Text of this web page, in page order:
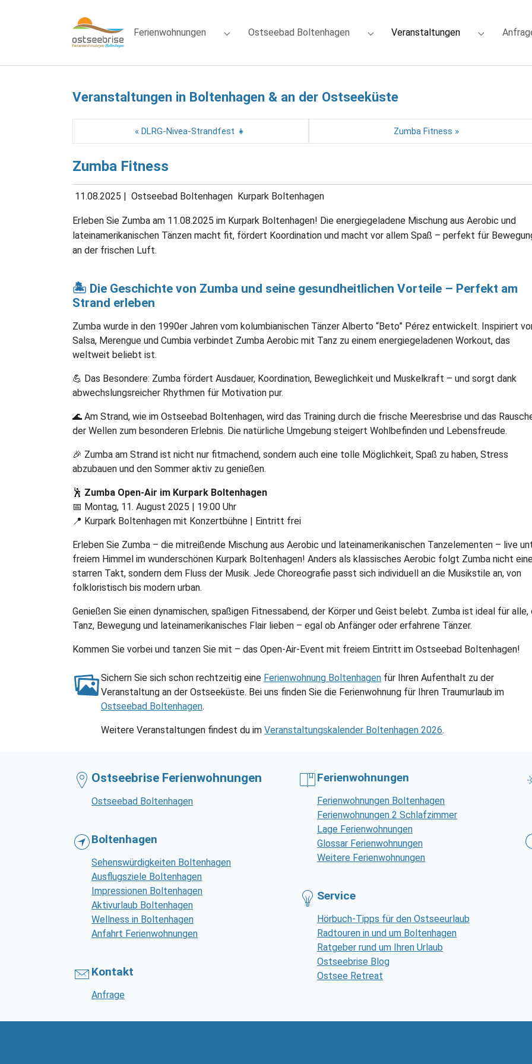
Ferienwohnungen
Submenu for "Ferienwohnungen"
Ostseebad Boltenhagen
Submenu for "Ostseebad Boltenhagen"
Veranstaltungen(current)
Submenu
Veranstaltungen in Boltenhagen & an der Ostseeküste
« DLRG-Nivea-Strandfest 👧 Zumba Fitness »
Zumba Fitness
11.08.2025 | Ostseebad Boltenhagen Kurpark Boltenhagen
Erleben Sie Zumba am 11.08.2025 im Kurpark Boltenhagen! Die energiegeladene Mischung aus Aerobic und
lateinamerikanischen Tänzen macht fit, fördert Koordination und macht vor allem Spaß – perfekt für
an der frischen Luft.
🏝️ Die Geschichte von Zumba und seine gesundheitlichen Vorteile – Perfekt am
Strand erleben
Zumba wurde in den 1990er Jahren vom kolumbianischen Tänzer Alberto “Beto” Pérez entwickelt. Inspiriert
Salsa, Merengue und Cumbia verbindet Zumba Aerobic mit Tanz zu einem energiegeladenen Workout, das
weltweit beliebt ist.
💪 Das Besondere: Zumba fördert Ausdauer, Koordination, Beweglichkeit und Muskelkraft – und sorgt dank
abwechslungsreicher Rhythmen für Motivation pur.
🌊 Am Strand, wie im Ostseebad Boltenhagen, wird das Training durch die frische Meeresbrise und das
der Wellen zum besonderen Erlebnis. Die natürliche Umgebung steigert Wohlbefinden und Lebensfreude.
🎉 Zumba am Strand ist nicht nur fitmachend, sondern auch eine tolle Möglichkeit, Spaß zu haben, Stress
abzubauen und den Sommer aktiv zu genießen.
🕺 Zumba Open-Air im Kurpark Boltenhagen
📅 Montag, 11. August 2025 | 19:00 Uhr
📍 Kurpark Boltenhagen mit Konzertbühne | Eintritt frei
Erleben Sie Zumba – die mitreißende Mischung aus Aerobic und lateinamerikanischen Tanzelementen – live
freiem Himmel im wunderschönen Kurpark Boltenhagen! Anders als klassisches Aerobic folgt Zumba nicht
starren Takt, sondern dem Fluss der Musik. Jede Choreografie passt sich individuell an die Musikstile an, von
folkloristisch bis modern urban.
Genießen Sie einen dynamischen, spaßigen Fitnessabend, der Körper und Geist belebt. Zumba ist ideal für alle,
Tanz, Bewegung und lateinamerikanisches Flair lieben – egal ob Anfänger oder erfahrene Tänzer.
Kommen Sie vorbei und tanzen Sie mit – das Open-Air-Event mit freiem Eintritt im Ostseebad Boltenhagen!
Sichern Sie sich schon rechtzeitig eine Ferienwohnung Boltenhagen für Ihren Aufenthalt zu der
Veranstaltung an der Ostseeküste. Bei uns finden Sie die Ferienwohnung für Ihren Traumurlaub im
Ostseebad Boltenhagen.
Weitere Veranstaltungen findest du im Veranstaltungskalender Boltenhagen 2026.
Ostseebrise Ferienwohnungen
Ostseebad Boltenhagen
Boltenhagen
Sehenswürdigkeiten Boltenhagen
Ausflugsziele Boltenhagen
Impressionen Boltenhagen
Aktivurlaub Boltenhagen
Wellness in Boltenhagen
Anfahrt Ferienwohnungen
Kontakt
Anfrage
Ferienwohnungen
Ferienwohnungen Boltenhagen
Ferienwohnungen 2 Schlafzimmer
Lage Ferienwohnungen
Glossar Ferienwohnungen
Weitere Ferienwohnungen
Service
Hörbuch-Tipps für den Ostseeurlaub
Radtouren in und um Boltenhagen
Ratgeber rund um Ihren Urlaub
Ostseebrise Blog
Ostsee Retreat